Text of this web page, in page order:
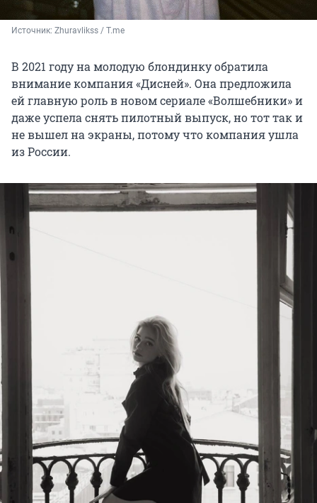
Источник: Zhuravlikss / T.me
В 2021 году на молодую блондинку обратила
внимание компания «Дисней». Она предложила
ей главную роль в новом сериале «Волшебники» и
даже успела снять пилотный выпуск, но тот так и
не вышел на экраны, потому что компания ушла
из России.